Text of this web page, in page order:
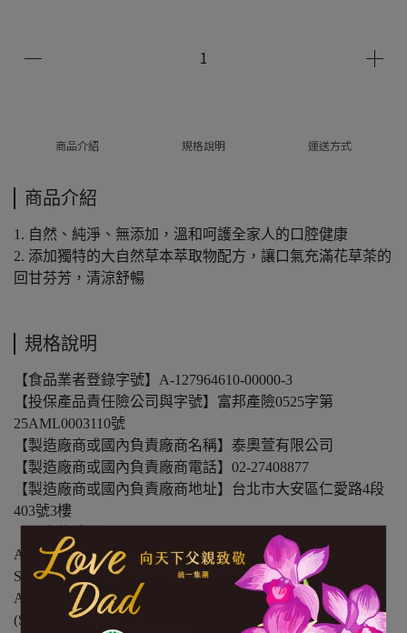
商品介紹 規格說明 運送方式
商品介紹
1. 自然、純淨、無添加，溫和呵護全家人的口腔健康
2. 添加獨特的大自然草本萃取物配方，讓口氣充滿花草茶的
回甘芬芳，清涼舒暢
規格說明
【食品業者登錄字號】A-127964610-00000-3
【投保產品責任險公司與字號】富邦產險0525字第
25AML0003110號
【製造廠商或國內負責廠商名稱】泰奧萱有限公司
【製造廠商或國內負責廠商電話】02-27408877
【製造廠商或國內負責廠商地址】台北市大安區仁愛路4段
403號3樓
【內容物成份】Aqua (Water), Glycerin (Vegetable), Xylitol,
Aloe barbadensis Leaf Juice (Certified Organic), Polysorbate 20,
Stevioside, Flavour/ Aroma (Natural Herbal Extract)*, Citric
Acid, Cetylpyridinium Chloride, Menthol, Mentha Viridis
(Spearmint) Leaf Oil. *Mint oil, Eucalyptus Oil, Cardamom,